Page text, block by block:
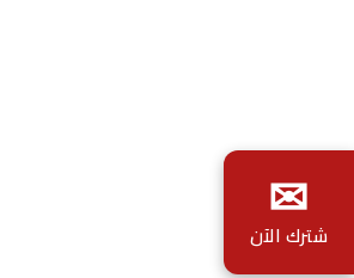
✉
شترك الآن